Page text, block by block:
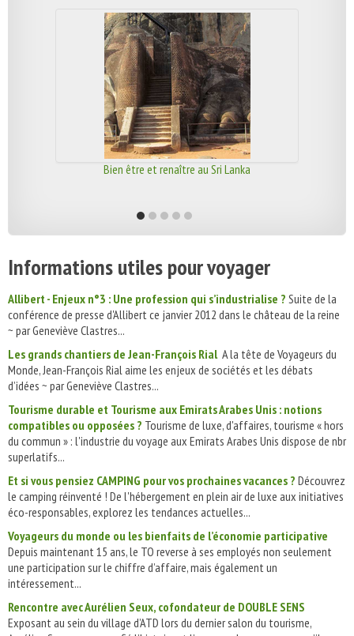
Bien être et renaître au Sri Lanka
Informations utiles pour voyager
Allibert - Enjeux n°3 : Une profession qui s’industrialise ? Suite de la
conférence de presse d'Allibert ce janvier 2012 dans le château de la reine
~ par Geneviève Clastres...
Les grands chantiers de Jean-François Rial A la tête de Voyageurs du
Monde, Jean-François Rial aime les enjeux de sociétés et les débats
d’idées ~ par Geneviève Clastres...
Tourisme durable et Tourisme aux Emirats Arabes Unis : notions
compatibles ou opposées ? Tourisme de luxe, d'affaires, tourisme « hors
du commun » : l'industrie du voyage aux Emirats Arabes Unis dispose de nbr
superlatifs...
Et si vous pensiez CAMPING pour vos prochaines vacances ? Découvrez
le camping réinventé ! De l'hébergement en plein air de luxe aux initiatives
éco-responsables, explorez les tendances actuelles...
Voyageurs du monde ou les bienfaits de l’économie participative
Depuis maintenant 15 ans, le TO reverse à ses employés non seulement
une participation sur le chiffre d’affaire, mais également un
intéressement...
Rencontre avec Aurélien Seux, cofondateur de DOUBLE SENS
Exposant au sein du village d’ATD lors du dernier salon du tourisme,